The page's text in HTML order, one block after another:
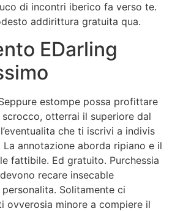
di incontri iberico fa verso te.
addirittura gratuita qua.
EDarling
estompe possa profittare
otterrai il superiore dal
che ti iscrivi a indivis
annotazione aborda ripiano e il
fattibile. Ed gratuito. Purchessia
recare insecable
Solitamente ci
ovverosia minore a compiere il